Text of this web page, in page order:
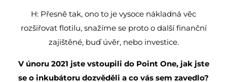
H: Přesně tak, ono to je vysoce nákladná věc
rozšiřovat flotilu, snažíme se proto o další finanční
zajištěné, buď úvěr, nebo investice.
V únoru 2021 jste vstoupili do Point One, jak jste
se o inkubátoru dozvěděli a co vás sem zavedlo?